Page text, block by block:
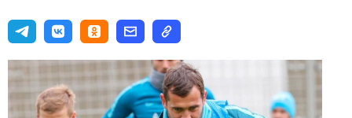
Авторские материалы
Телефон редакции: +7 495 727-01-67
Электронные почты редакции: